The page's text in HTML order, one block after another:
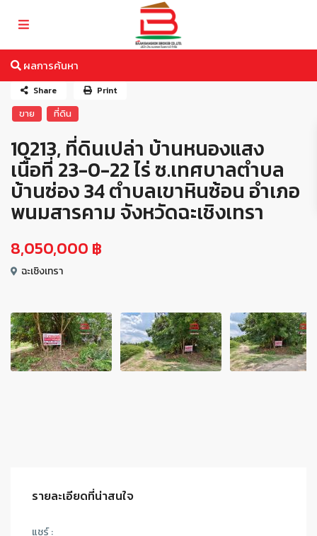
ผลการค้นหา
ขาย ที่ดิน
10213, ที่ดินเปล่า บ้านหนองแสง
เนื้อที่ 23-0-22 ไร่ ซ.เทศบาลตำบล
บ้านซ่อง 34 ตำบลเขาหินซ้อน อำเภอ
พนมสารคาม จังหวัดฉะเชิงเทรา
8,050,000 ฿
ฉะเชิงเทรา
Share Print
รายละเอียดที่น่าสนใจ